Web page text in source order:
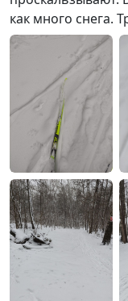
как много снега.